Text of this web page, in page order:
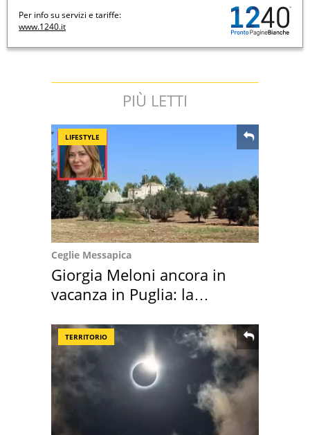
Per info su servizi e tariffe:
www.1240.it
PIÙ LETTI
LIFESTYLE
Ceglie Messapica
Giorgia Meloni ancora in
vacanza in Puglia: la
TERRITORIO